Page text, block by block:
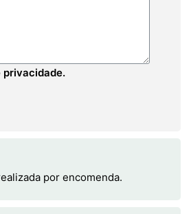
privacidade.
por encomenda.